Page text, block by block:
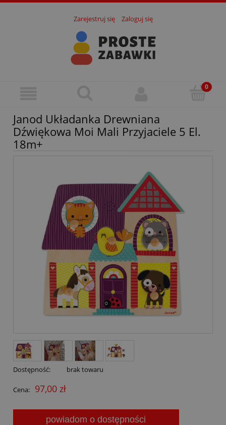
Zarejestruj się Zaloguj się
Janod Układanka Drewniana
Dźwiękowa Moi Mali Przyjaciele 5 El.
18m+
Dostępność: brak towaru
Cena: 97,00 zł
powiadom o dostępności